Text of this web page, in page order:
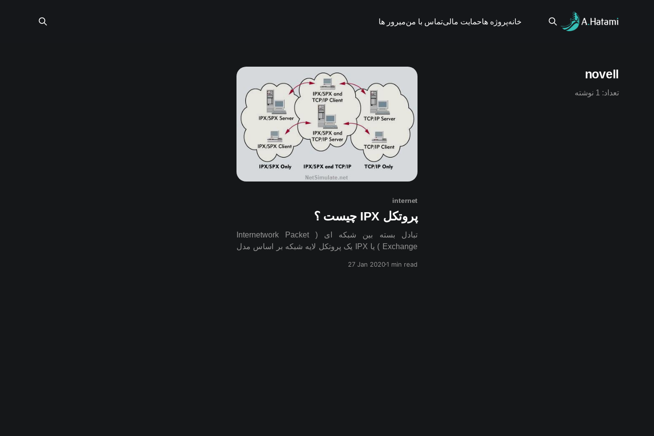
خانهپروژه هاحمایت مالیتماس با منمیرور ها
novell
تعداد: 1 نوشته
internet
پروتکل IPX چیست ؟
تبادل بسته بین‌ شبکه‌ ای ( Internetwork Packet
Exchange ) یا IPX یک پروتکل لایه شبکه بر اساس مدل
27 Jan 20201 min read